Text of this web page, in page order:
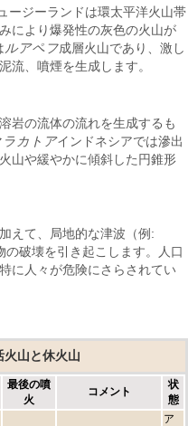
ージーランドは環太平洋火山帯
により爆発性の灰色の火山が
ルアペフ成層火山であり、激し
流、噴煙を生成します。
岩の流体の流れを生成するも
ラカトアインドネシアでは滲出
山や緩やかに傾斜した円錐形
えて、局地的な津波（例:
破壊を引き起こします。人口
に人々が危険にさらされてい
火山と休火山
最後の噴
火
コメント
状
態
ア